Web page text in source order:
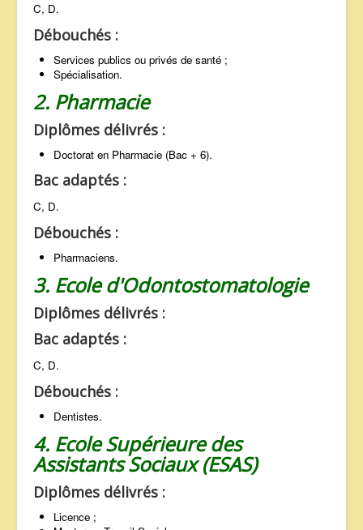
C, D.
Débouchés :
Services publics ou privés de santé ;
Spécialisation.
2. Pharmacie
Diplômes délivrés :
Doctorat en Pharmacie (Bac + 6).
Bac adaptés :
C, D.
Débouchés :
Pharmaciens.
3. Ecole d'Odontostomatologie
Diplômes délivrés :
Bac adaptés :
C, D.
Débouchés :
Dentistes.
4. Ecole Supérieure des
Assistants Sociaux (ESAS)
Diplômes délivrés :
Licence ;